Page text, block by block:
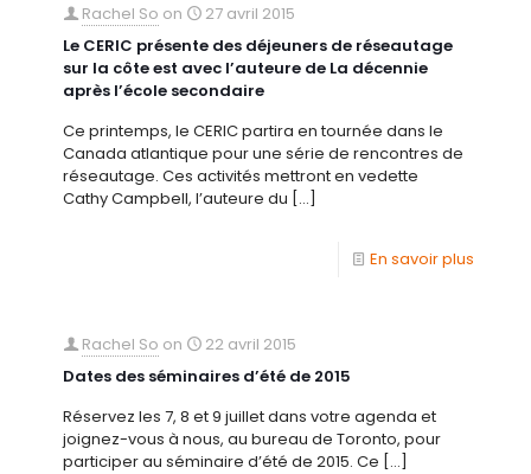
Rachel So on
27 avril 2015
Le CERIC présente des déjeuners de réseautage
sur la côte est avec l’auteure de La décennie
après l’école secondaire
Ce printemps, le CERIC partira en tournée dans le
Canada atlantique pour une série de rencontres de
réseautage. Ces activités mettront en vedette
Cathy Campbell, l’auteure du […]
En savoir plus
Rachel So on
22 avril 2015
Dates des séminaires d’été de 2015
Réservez les 7, 8 et 9 juillet dans votre agenda et
joignez-vous à nous, au bureau de Toronto, pour
participer au séminaire d’été de 2015. Ce […]